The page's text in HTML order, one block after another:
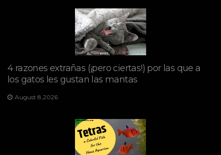
4 razones extrañas (¡pero ciertas!) por las que a
los gatos les gustan las mantas
August 8,2026